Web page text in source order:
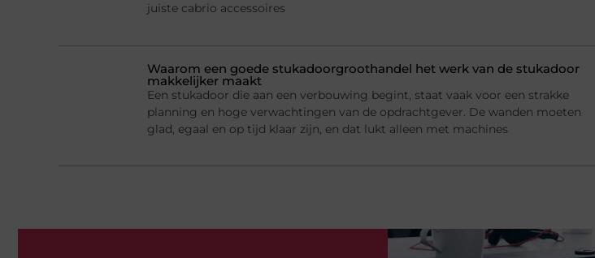
juiste cabrio accessoires
Waarom een goede stukadoorgroothandel het werk van de stukadoor
makkelijker maakt
Een stukadoor die aan een verbouwing begint, staat vaak voor een strakke
planning en hoge verwachtingen van de opdrachtgever. De wanden moeten
glad, egaal en op tijd klaar zijn, en dat lukt alleen met machines